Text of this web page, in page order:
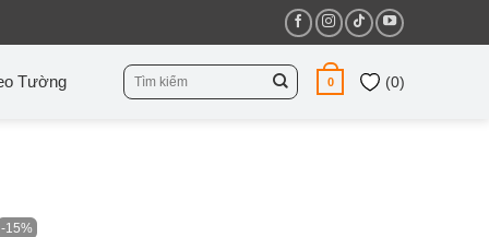
Tường
Tìm
kiếm:
0 (0)
-15%